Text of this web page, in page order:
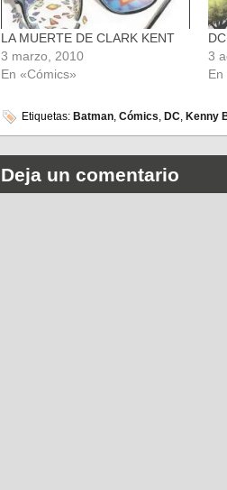
LA MUERTE DE CLARK KENT
3 marzo, 2010
En «Cómics»
3
En
Etiquetas: Batman, Cómics, DC, Kenny
Deja un comentario